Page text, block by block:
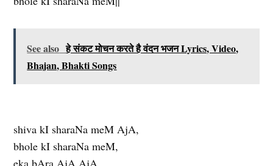
See also हे संकट मोचन करते है वंदन भजन Lyrics, Video,
Bhajan, Bhakti Songs
shiva kI sharaNa meM AjA,
bhole kI sharaNa meM,
eka bAra AjA AjA,